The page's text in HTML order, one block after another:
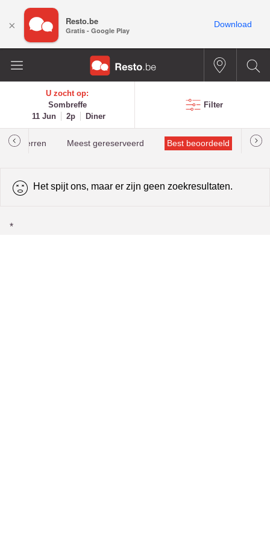
U zocht op:
Sombreffe
11 Jun
2p Diner
Filter
Meest gereserveerd Best beoordeeld
Het spijt ons, maar er zijn geen zoekresultaten.
*
× Resto.be
Gratis - Google Play
Download